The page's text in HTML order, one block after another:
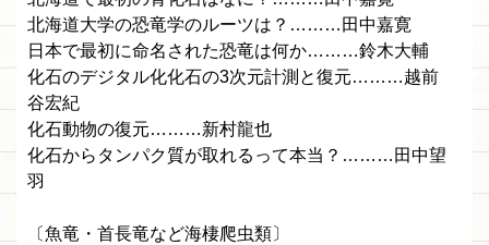
北海道大学の恐竜学のルーツは？………田中嘉寛
日本で最初に命名された恐竜は何か………鈴木大輔
化石のデジタル化化石の3次元計測と復元………越前
谷宏紀
化石動物の復元………新村龍也
化石からタンパク質が取れるって本当？………田中望
羽
〔魚竜・首長竜など海棲爬虫類〕